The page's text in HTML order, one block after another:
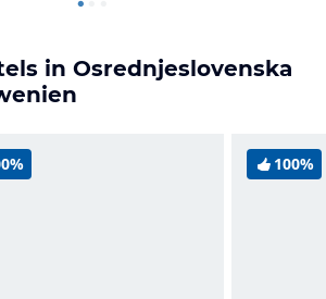
in Osrednjeslovenska
100%